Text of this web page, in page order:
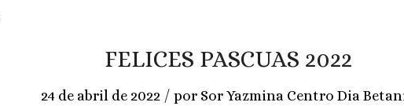
FELICES PASCUAS 2022
24 de abril de 2022 / por Sor Yazmina Centro Dia